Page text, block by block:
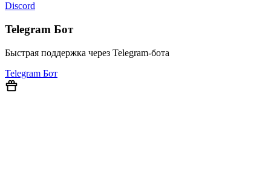
Discord
Telegram Бот
Быстрая поддержка через Telegram-бота
Telegram Бот